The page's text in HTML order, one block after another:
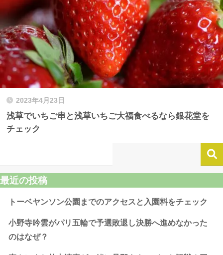
2023年4月23日
浅草でいちご串と浅草いちご大福食べるなら銀花堂を
チェック
最近の投稿
トーベヤンソン公園までのアクセスと入園料をチェック
小野寺吟雲がパリ五輪で予選敗退し決勝へ進めなかった
のはなぜ？